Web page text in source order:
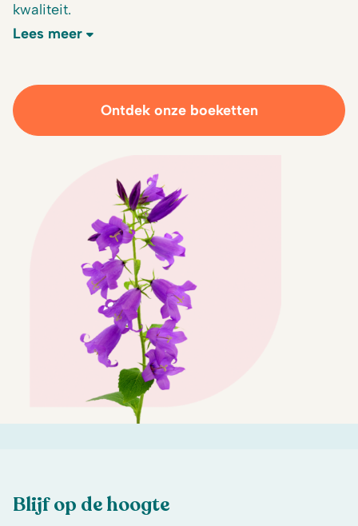
kwaliteit.
Lees meer
Ontdek onze boeketten
Blijf op de hoogte